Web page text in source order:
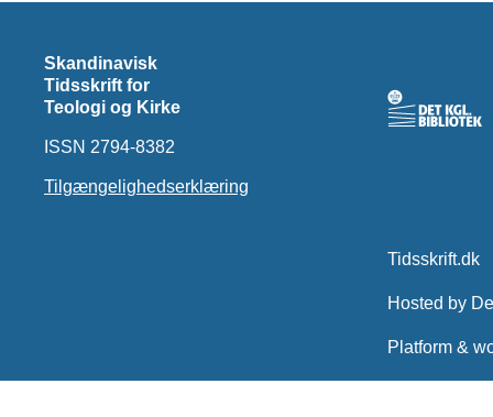
Skandinavisk
Tidsskrift for
Teologi og Kirke
ISSN 2794-8382
Tilgængelighedserklæring